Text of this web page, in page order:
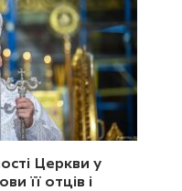
Церкви у
її отців і